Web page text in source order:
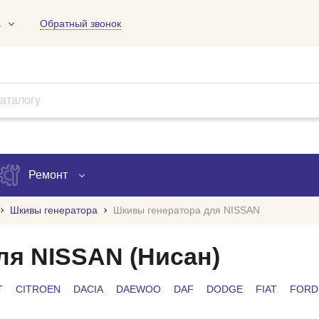
Обратный звонок
Ремонт
Проверка ремонта
Шкивы генератора Шкивы генератора для NISSAN
NISSAN (Нисан)
CITROEN DACIA DAEWOO DAF DODGE FIAT
FORD